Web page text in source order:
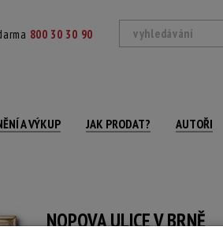
800 30 30 90
A VÝKUP JAK PRODAT? AUTOŘI
NOPOVA ULICE V BRNĚ